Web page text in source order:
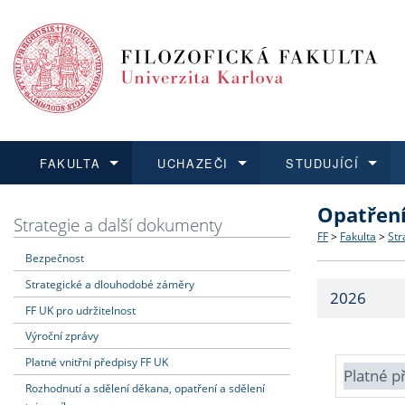
FAKULTA
Dozvědět se více
Struktura
Strategie
Fakultní
UCHAZEČI
Podat přihlášku
Co
Učitelské
STUDUJÍCÍ
Dozvědět se více
Dozvědět se více
O vědě a
Dozvědět se více
Aktuální
Strategie a další dokumenty
Bezpečnost
Strategické a dlouhodobé záměry
FF UK pro udržitelnost
Výroční zprávy
Platné vnitřní předpisy FF UK
Rozhodnutí a sdělení děkana, opatření a sdělení
FF > Fakulta >
2026
Platné